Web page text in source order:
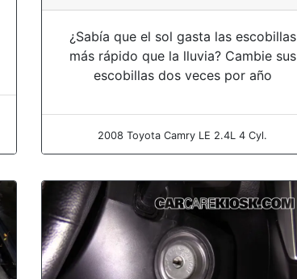
¿Sabía que el sol gasta las escobillas
más rápido que la lluvia? Cambie sus
escobillas dos veces por año
2008 Toyota Camry LE 2.4L 4 Cyl.